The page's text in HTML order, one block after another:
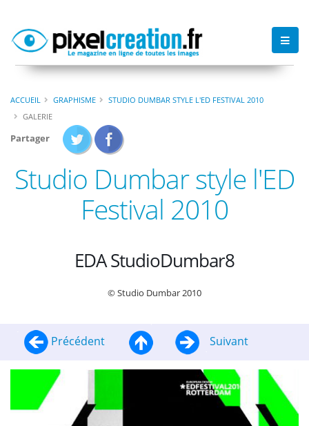
ACCUEIL GRAPHISME
STUDIO DUMBAR STYLE L'ED FESTIVAL 2010
GALERIE
Partager
Studio Dumbar style l'ED
Festival 2010
EDA StudioDumbar8
© Studio Dumbar 2010
Précédent Suivant